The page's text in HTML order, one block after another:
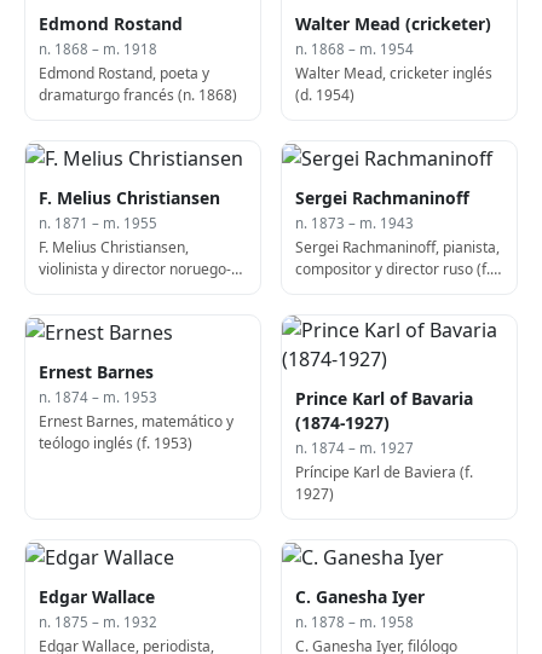
Edmond Rostand
n. 1868 – m. 1918
Edmond Rostand, poeta y
dramaturgo francés (n. 1868)
Walter Mead (cricketer)
n. 1868 – m. 1954
Walter Mead, cricketer inglés
(d. 1954)
F. Melius Christiansen
n. 1871 – m. 1955
F. Melius Christiansen,
violinista y director noruego-
Sergei Rachmaninoff
n. 1873 – m. 1943
Sergei Rachmaninoff, pianista,
compositor y director ruso (f.
Ernest Barnes
n. 1874 – m. 1953
Ernest Barnes, matemático y
teólogo inglés (f. 1953)
Prince Karl of Bavaria
(1874-1927)
n. 1874 – m. 1927
Príncipe Karl de Baviera (f.
1927)
Edgar Wallace
n. 1875 – m. 1932
Edgar Wallace, periodista,
C. Ganesha Iyer
n. 1878 – m. 1958
C. Ganesha Iyer, filólogo